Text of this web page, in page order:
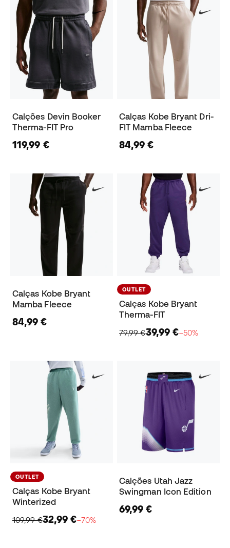
Calções Devin Booker
Therma-FIT Pro
119,99 €
Calças Kobe Bryant Dri-
FIT Mamba Fleece
84,99 €
Calças Kobe Bryant
Mamba Fleece
84,99 €
OUTLET
Calças Kobe Bryant
Therma-FIT
79,99 €39,99 €−50%
OUTLET
Calças Kobe Bryant
Winterized
109,99 €32,99 €−70%
Calções Utah Jazz
Swingman Icon Edition
69,99 €